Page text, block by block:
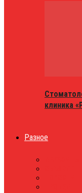
клиника
Разное